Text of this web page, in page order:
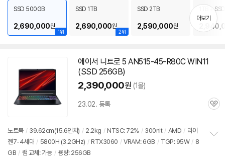
치
기
1위
SSD 500GB
2,690,000원
2위
SSD 1TB
2,690,000원
SSD 2TB
2,590,000원
1TB +
더보기
에이서 니트로 5 AN515-45-R80C WIN11
(SSD 256GB)
2,390,000원 (1몰)
23.02. 등록
관
노트북 / 39.62cm(15.6인치) / 2.2kg / NTSC: 72% / 300nit / AMD / 라이
젠7-4세대 / 5800H (3.2GHz) / RTX3060 / VRAM: 6GB / TGP: 95W / 8
GB / 램 교체: 가능 / 용량: 256GB